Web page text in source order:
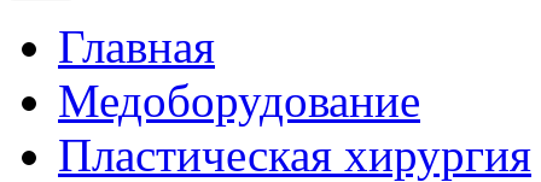
Главная
Медоборудование
Пластическая хирургия